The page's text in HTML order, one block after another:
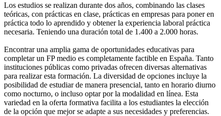
Los estudios se realizan durante dos años, combinando las clases
teóricas, con prácticas en clase, prácticas en empresas para poner en
práctica todo lo aprendido y obtener la experiencia laboral práctica
necesaria. Teniendo una duración total de 1.400 a 2.000 horas.
Encontrar una amplia gama de oportunidades educativas para
completar un FP medio es completamente factible en España. Tanto
instituciones públicas como privadas ofrecen diversas alternativas
para realizar esta formación. La diversidad de opciones incluye la
posibilidad de estudiar de manera presencial, tanto en horario diurno
como nocturno, o incluso optar por la modalidad en línea. Esta
variedad en la oferta formativa facilita a los estudiantes la elección
de la opción que mejor se adapte a sus necesidades y preferencias.